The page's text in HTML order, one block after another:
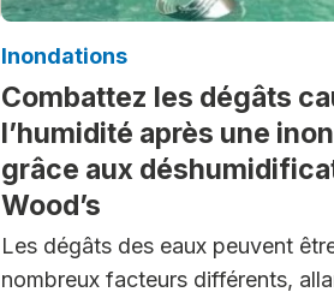
Inondations
Combattez les dégâts
l’humidité après une
grâce aux
Wood’s
Les dégâts des eaux peuvent
nombreux facteurs différents,